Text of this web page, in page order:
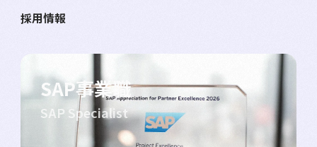
採用情報
SAP事業職
SAP Specialist